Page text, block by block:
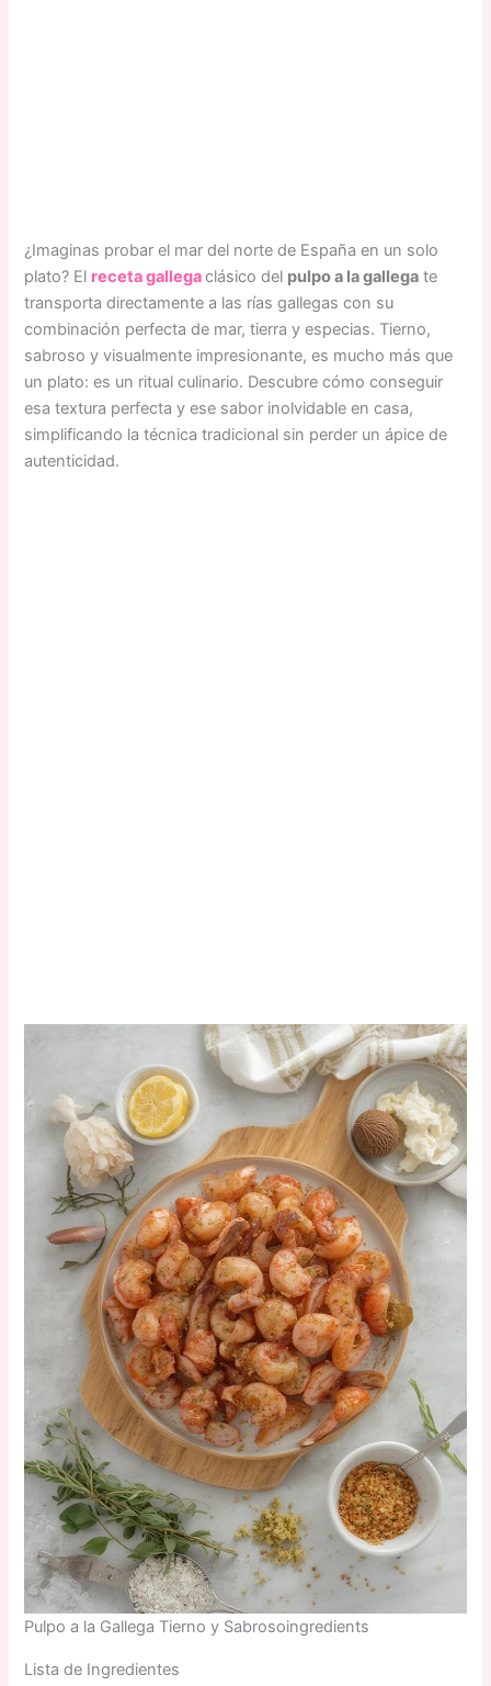
¿Imaginas probar el mar del norte de España en un solo
plato? El receta gallegaclásico del pulpo a la gallega te
transporta directamente a las rías gallegas con su
combinación perfecta de mar, tierra y especias. Tierno,
sabroso y visualmente impresionante, es mucho más que
un plato: es un ritual culinario. Descubre cómo conseguir
esa textura perfecta y ese sabor inolvidable en casa,
simplificando la técnica tradicional sin perder un ápice de
autenticidad.
Pulpo a la Gallega Tierno y Sabrosoingredients
Lista de Ingredientes